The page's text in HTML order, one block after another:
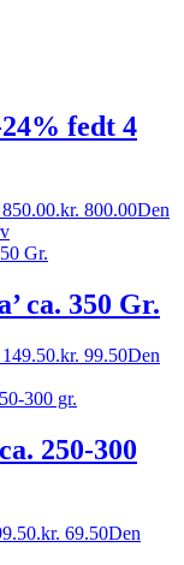
fedt 4
kr. 800.00Den
ca. 350 Gr.
kr. 99.50Den
250-300
kr. 69.50Den